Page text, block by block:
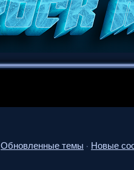
Обновленные темы · Новые